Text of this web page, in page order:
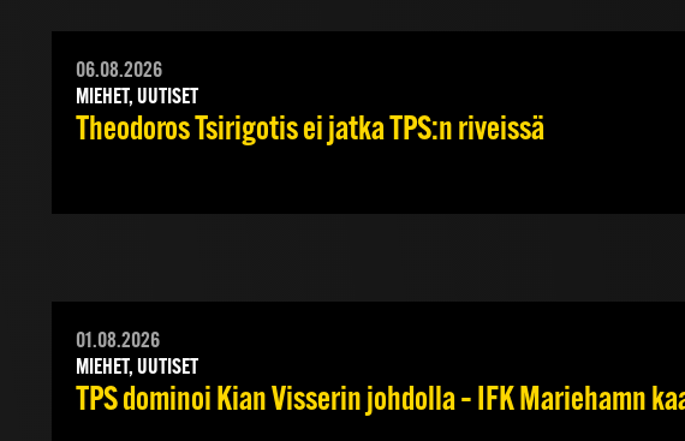
06.08.2026
MIEHET, UUTISET
Theodoros Tsirigotis ei jatka TPS:n riveissä
01.08.2026
MIEHET, UUTISET
TPS dominoi Kian Visserin johdolla – IFK Mariehamn